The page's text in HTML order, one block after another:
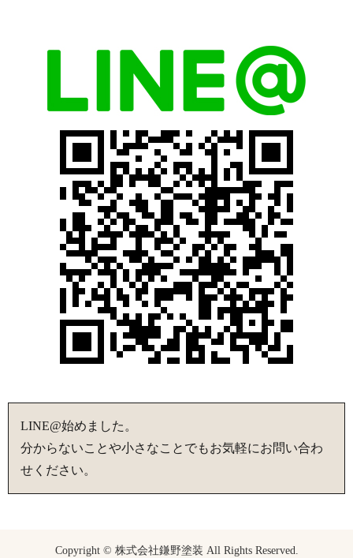
LINE@始めました。
分からないことや小さなことでもお気軽にお問い合わ
せください。
Copyright © 株式会社鎌野塗装 All Rights Reserved.